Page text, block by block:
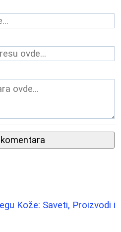
Kože: Saveti, Proizvodi i